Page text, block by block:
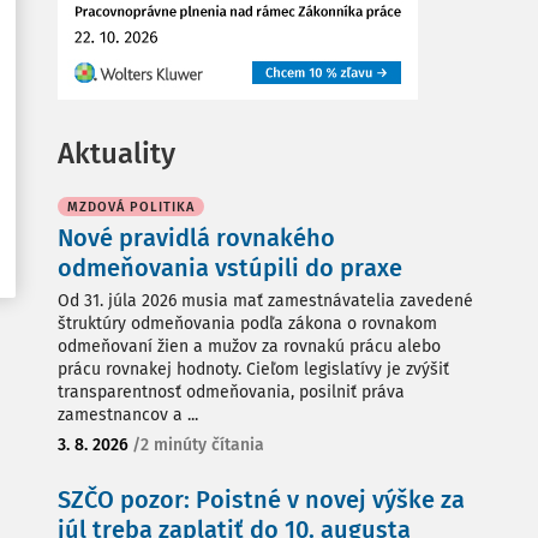
Aktuality
MZDOVÁ POLITIKA
Nové pravidlá rovnakého
odmeňovania vstúpili do praxe
Od 31. júla 2026 musia mať zamestnávatelia zavedené
štruktúry odmeňovania podľa zákona o rovnakom
odmeňovaní žien a mužov za rovnakú prácu alebo
prácu rovnakej hodnoty. Cieľom legislatívy je zvýšiť
transparentnosť odmeňovania, posilniť práva
zamestnancov a ...
3. 8. 2026 /2 minúty čítania
SZČO pozor: Poistné v novej výške za
júl treba zaplatiť do 10. augusta